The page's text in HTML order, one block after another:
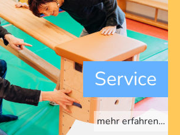
Service
mehr erfahren…